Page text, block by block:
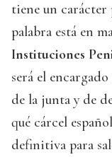
tiene un
palabra está en
Instituciones
será el
de la junta y de
qué cárcel
definitiva para